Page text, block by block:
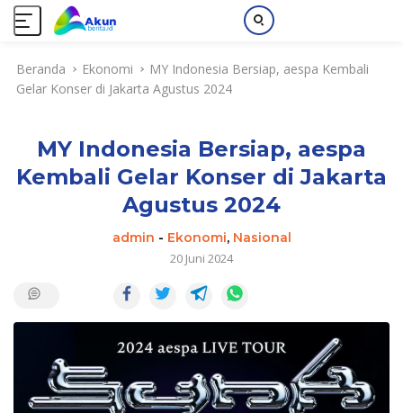
Beranda Ekonomi
MY Indonesia Bersiap, aespa Kembali
Gelar Konser di Jakarta Agustus 2024
MY Indonesia Bersiap, aespa
Kembali Gelar Konser di Jakarta
Agustus 2024
admin - Ekonomi, Nasional
20 Juni 2024